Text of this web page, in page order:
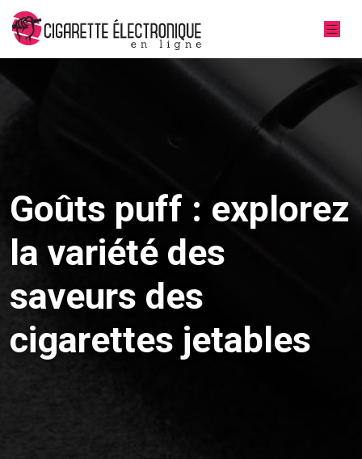
Goûts puff : explorez
la variété des
saveurs des
cigarettes jetables